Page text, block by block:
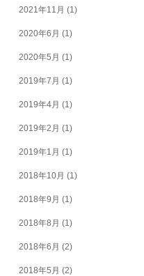
2021年11月 (1)
2020年6月 (1)
2020年5月 (1)
2019年7月 (1)
2019年4月 (1)
2019年2月 (1)
2019年1月 (1)
2018年10月 (1)
2018年9月 (1)
2018年8月 (1)
2018年6月 (2)
2018年5月 (2)